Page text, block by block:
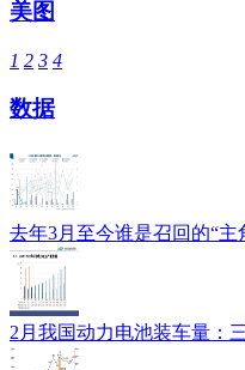
美图
1 2 3 4
数据
去年3月至今谁是召回的“主
2月我国动力电池装车量：